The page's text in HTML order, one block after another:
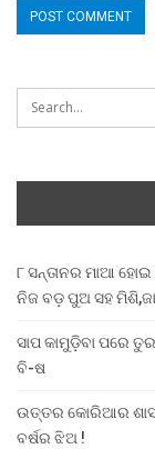
୮ ସନ୍ତାନର ମାଆ
ନିଜ ବଡ଼ ପୁଅ ସହ
ସାପ କାମୁଡ଼ିବା ପରେ
ବି-ଷ
ଉତ୍ତର କୋରିଆର
ବର୍ଷର ଝିଅ !